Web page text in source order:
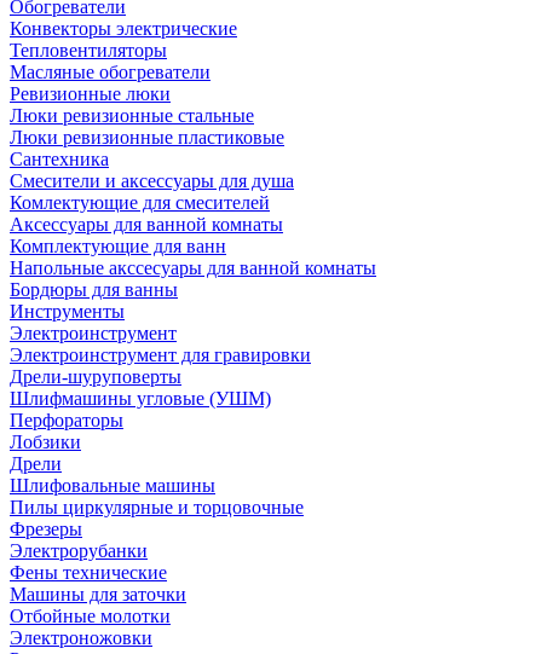
Обогреватели
Конвекторы электрические
Тепловентиляторы
Масляные обогреватели
Ревизионные люки
Люки ревизионные стальные
Люки ревизионные пластиковые
Сантехника
Смесители и аксессуары для душа
Комлектующие для смесителей
Аксессуары для ванной комнаты
Комплектующие для ванн
Напольные акссесуары для ванной комнаты
Бордюры для ванны
Инструменты
Электроинструмент
Электроинструмент для гравировки
Дрели-шуруповерты
Шлифмашины угловые (УШМ)
Перфораторы
Лобзики
Дрели
Шлифовальные машины
Пилы циркулярные и торцовочные
Фрезеры
Электрорубанки
Фены технические
Машины для заточки
Отбойные молотки
Электроножовки